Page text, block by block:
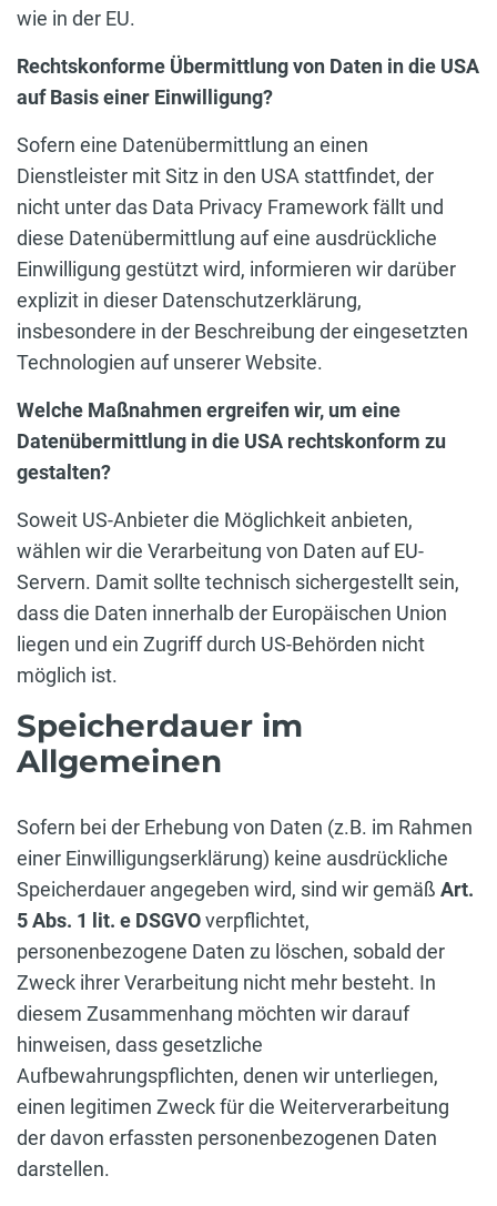
wie in der EU.
Rechtskonforme Übermittlung von Daten in die USA
auf Basis einer Einwilligung?
Sofern eine Datenübermittlung an einen
Dienstleister mit Sitz in den USA stattfindet, der
nicht unter das Data Privacy Framework fällt und
diese Datenübermittlung auf eine ausdrückliche
Einwilligung gestützt wird, informieren wir darüber
explizit in dieser Datenschutzerklärung,
insbesondere in der Beschreibung der eingesetzten
Technologien auf unserer Website.
Welche Maßnahmen ergreifen wir, um eine
Datenübermittlung in die USA rechtskonform zu
gestalten?
Soweit US-Anbieter die Möglichkeit anbieten,
wählen wir die Verarbeitung von Daten auf EU-
Servern. Damit sollte technisch sichergestellt sein,
dass die Daten innerhalb der Europäischen Union
liegen und ein Zugriff durch US-Behörden nicht
möglich ist.
Speicherdauer im
Allgemeinen
Sofern bei der Erhebung von Daten (z.B. im Rahmen
einer Einwilligungserklärung) keine ausdrückliche
Speicherdauer angegeben wird, sind wir gemäß Art.
5 Abs. 1 lit. e DSGVOverpflichtet,
personenbezogene Daten zu löschen, sobald der
Zweck ihrer Verarbeitung nicht mehr besteht. In
diesem Zusammenhang möchten wir darauf
hinweisen, dass gesetzliche
Aufbewahrungspflichten, denen wir unterliegen,
einen legitimen Zweck für die Weiterverarbeitung
der davon erfassten personenbezogenen Daten
darstellen.